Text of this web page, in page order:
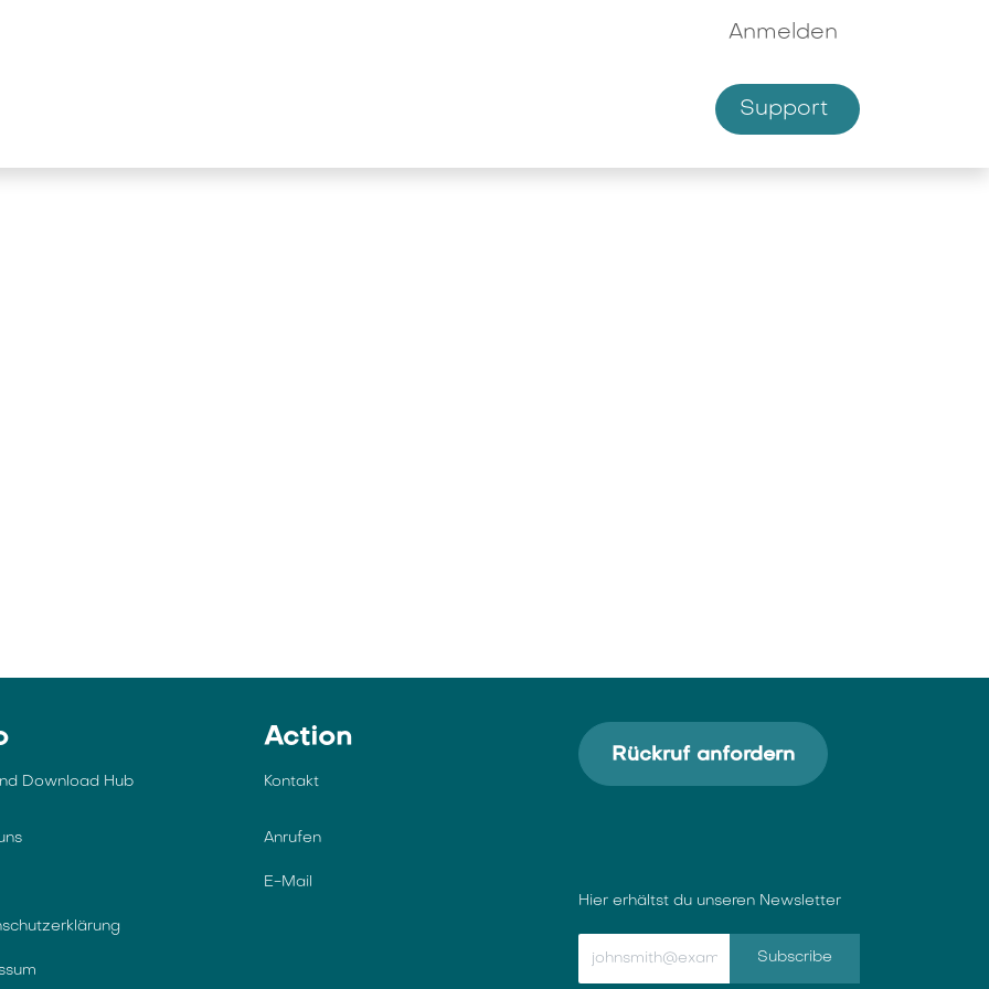
Anmelden
Supp​​ort
Download Hub
Action
Kontakt
Anrufen
E-Mail
Rückruf anfordern
Hier erhältst du unseren Newsletter
Subscribe